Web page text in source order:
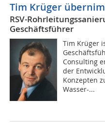
Tim Krüger
RSV-
Geschäftsführer
Tim Krüger
Consulting
der
Konzepten
Wasser-...